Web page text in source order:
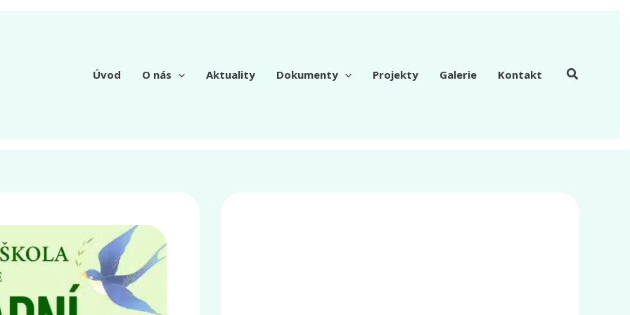
Úvod O nás Aktuality Dokumenty Projekty Galerie Kontakt